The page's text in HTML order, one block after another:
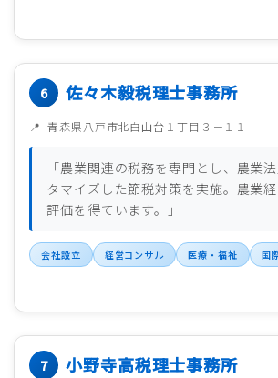
佐々木毅税理士事務所
青森県八戸市北白山台１丁目３－１１
「農業関連の税務を専門とし、農業
タマイズした節税対策を実施。農業
評価を得ています。」
会社設立 経営コンサル 医療・福祉 国
小野寺高税理士事務所